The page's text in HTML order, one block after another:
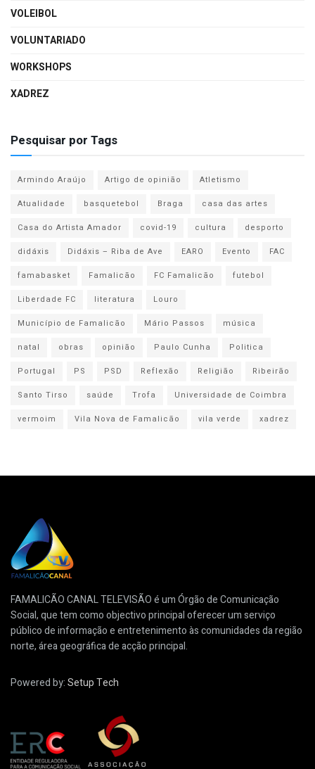
VOLEIBOL
VOLUNTARIADO
WORKSHOPS
XADREZ
Pesquisar por Tags
Armindo Araújo Artigo de opinião
Atletismo
Atualidade
basquetebol Braga
casa das artes
Casa do Artista Amador
covid-19 cultura
desporto
didáxis
Didáxis – Riba de Ave EARO Evento
FAC
famabasket
Famalicão FC Famalicão
futebol
Liberdade FC
literatura
Louro
Município de Famalicão
Mário Passos
música
natal
obras opinião Paulo Cunha
Politica
Portugal
PS PSD Reflexão Religião
Ribeirão
Santo Tirso
saúde Trofa
Universidade de Coimbra
vermoim
Vila Nova de Famalicão vila verde xadrez
FAMALICÃO CANAL TELEVISÃO é um Órgão de Comunicação
Social, que tem como objectivo principal oferecer um serviço
público de informação e entretenimento às comunidades da região
norte, área geográfica de acção principal.
Powered by:Setup Tech